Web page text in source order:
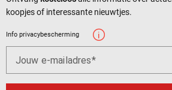
koopjes of interessante nieuwtjes.
Info privacybescherming
Jouw e-mailadres